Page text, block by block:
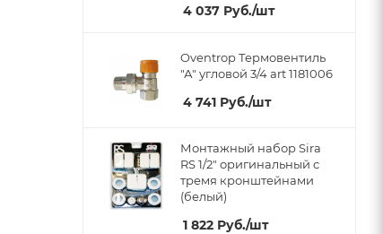
4 037 Руб./шт
Oventrop Термовентиль
"А" угловой 3/4 art 1181006
4 741 Руб./шт
Монтажный набор Sira
RS 1/2" оригинальный c
тремя кронштейнами
(белый)
1 822 Руб./шт